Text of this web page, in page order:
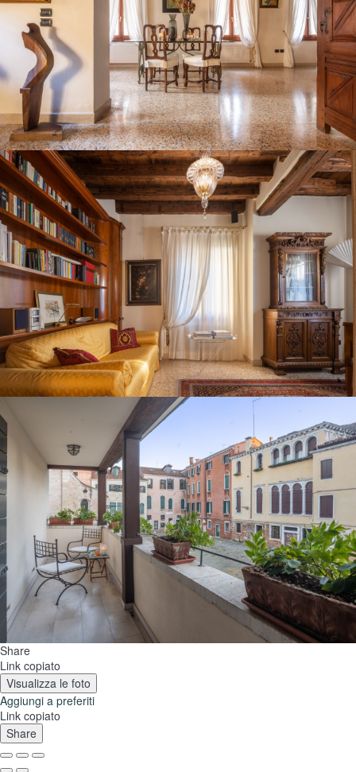
Share
Link copiato
Visualizza le foto
Aggiungi a preferiti
Link copiato
Share